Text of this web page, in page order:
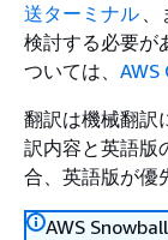
送ターミナル 、
検討する必要が
ついては、
翻訳は機械翻訳
訳内容と英語版
合、英語版が優
AWS